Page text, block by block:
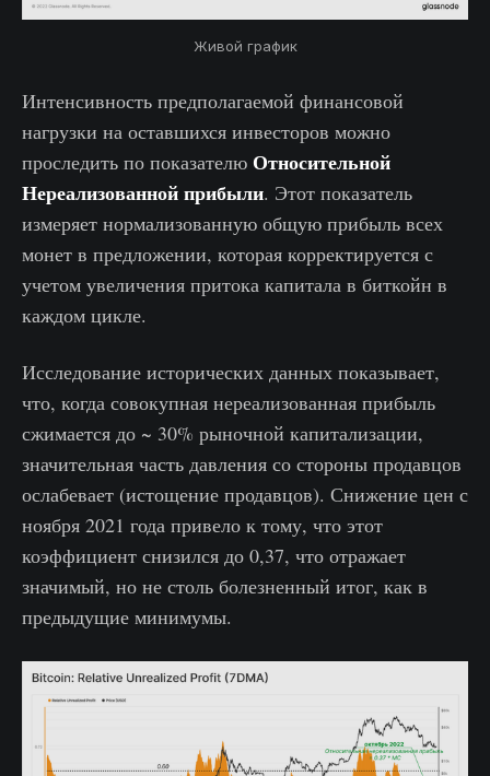
Живой график
Интенсивность предполагаемой финансовой
нагрузки на оставшихся инвесторов можно
проследить по показателю Относительной
Нереализованной прибыли. Этот показатель
измеряет нормализованную общую прибыль всех
монет в предложении, которая корректируется с
учетом увеличения притока капитала в биткойн в
каждом цикле.
Исследование исторических данных показывает,
что, когда совокупная нереализованная прибыль
сжимается до ~ 30% рыночной капитализации,
значительная часть давления со стороны продавцов
ослабевает (истощение продавцов). Снижение цен с
ноября 2021 года привело к тому, что этот
коэффициент снизился до 0,37, что отражает
значимый, но не столь болезненный итог, как в
предыдущие минимумы.